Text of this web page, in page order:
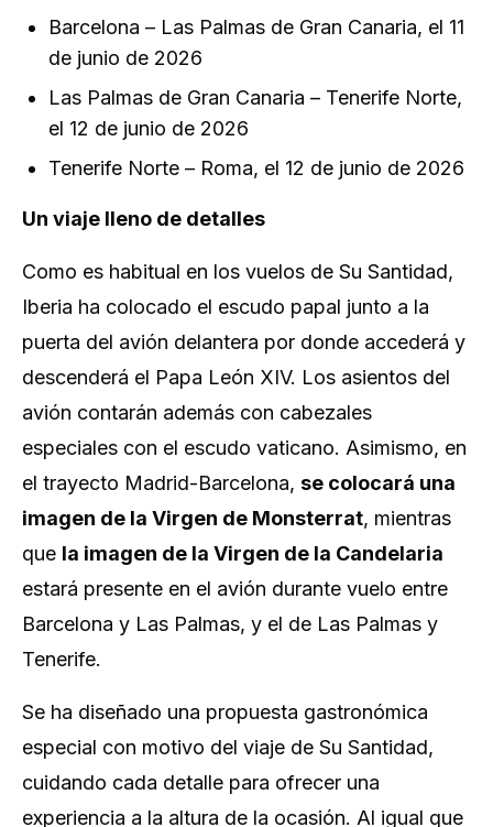
Barcelona – Las Palmas de Gran Canaria, el 11
de junio de 2026
Las Palmas de Gran Canaria – Tenerife Norte,
el 12 de junio de 2026
Tenerife Norte – Roma, el 12 de junio de 2026
Un viaje lleno de detalles
Como es habitual en los vuelos de Su Santidad,
Iberia ha colocado el escudo papal junto a la
puerta del avión delantera por donde accederá y
descenderá el Papa León XIV. Los asientos del
avión contarán además con cabezales
especiales con el escudo vaticano. Asimismo, en
el trayecto Madrid-Barcelona, se colocará una
imagen de la Virgen de Monsterrat, mientras
que la imagen de la Virgen de la Candelaria
estará presente en el avión durante vuelo entre
Barcelona y Las Palmas, y el de Las Palmas y
Tenerife.
Se ha diseñado una propuesta gastronómica
especial con motivo del viaje de Su Santidad,
cuidando cada detalle para ofrecer una
experiencia a la altura de la ocasión. Al igual que